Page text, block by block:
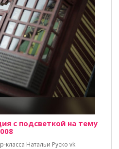
с подсветкой на тему
класса Натальи Руско vk.